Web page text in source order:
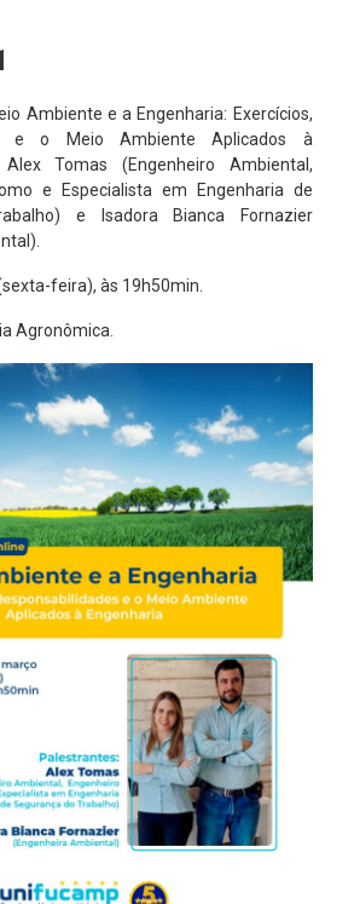
Ambiente e a Engenharia: Exercícios,
e o Meio Ambiente Aplicados à
Tomas (Engenheiro Ambiental,
e Especialista em Engenharia de
e Isadora Bianca Fornazier
feira), às 19h50min.
Agronômica.